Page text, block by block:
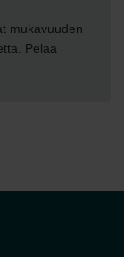
mukavuuden
Pelaa